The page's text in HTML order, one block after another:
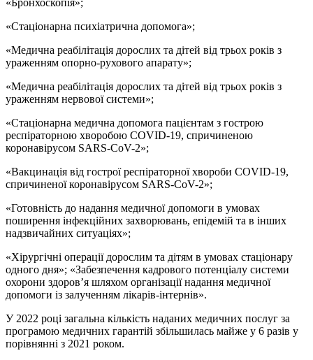
«Стаціонарна психіатрична допомога»;
«Медична реабілітація дорослих та дітей від трьох років з
ураженням опорно-рухового апарату»;
«Медична реабілітація дорослих та дітей від трьох років з
ураженням нервової системи»;
«Стаціонарна медична допомога пацієнтам з гострою
респіраторною хворобою COVID-19, спричиненою
коронавірусом SARS-CoV-2»;
«Вакцинація від гострої респіраторної хвороби COVID-19,
спричиненої коронавірусом SARS-CoV-2»;
«Готовність до надання медичної допомоги в умовах
поширення інфекційних захворювань, епідемій та в інших
надзвичайних ситуаціях»;
«Хірургічні операції дорослим та дітям в умовах стаціонару
одного дня»; «Забезпечення кадрового потенціалу системи
охорони здоров’я шляхом організації надання медичної
допомоги із залученням лікарів-інтернів».
У 2022 році загальна кількість наданих медичних послуг за
програмою медичних гарантій збільшилась майже у 6 разів у
порівнянні з 2021 роком.